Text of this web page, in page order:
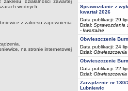
działalności zawartej
wodnych.
z zakresu zapewnienia
na stronie internetowej
Sprawozdanie z
kwartał 2026
Data publikacji: 29
Dział: Sprawozdania
- kwartalne
Obwieszczenie
Data publikacji: 24
Dział: Obwieszczenia
Obwieszczenie
Data publikacji: 22
Dział: Obwieszczenia
Zarządzenie nr
Lubniewic